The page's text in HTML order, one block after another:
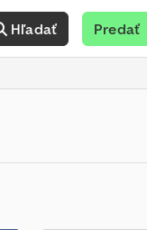
Hľadať Predať